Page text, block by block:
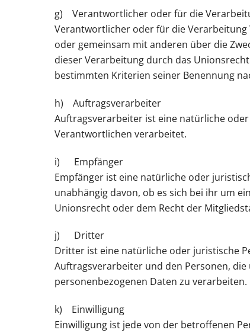
g) Verantwortlicher oder für die
Verantwortlicher oder für die
oder gemeinsam mit anderen über die
dieser Verarbeitung durch das
bestimmten Kriterien seiner Benennung
h) Auftragsverarbeiter
Auftragsverarbeiter ist eine natürliche
Verantwortlichen verarbeitet.
i) Empfänger
Empfänger ist eine natürliche oder
unabhängig davon, ob es sich bei ihr um
Unionsrecht oder dem Recht der
j) Dritter
Dritter ist eine natürliche oder juristische
Auftragsverarbeiter und den Personen,
personenbezogenen Daten zu verarbeiten.
k) Einwilligung
Einwilligung ist jede von der betroffenen